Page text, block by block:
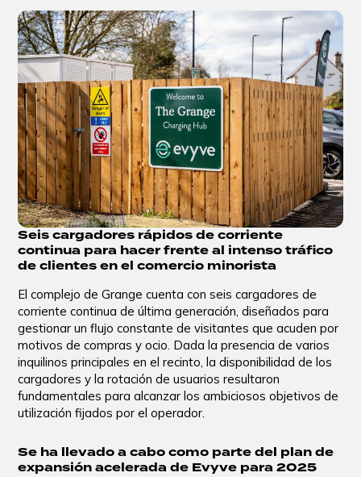
Seis cargadores rápidos de corriente
continua para hacer frente al intenso tráfico
de clientes en el comercio minorista
El complejo de Grange cuenta con seis cargadores de
corriente continua de última generación, diseñados para
gestionar un flujo constante de visitantes que acuden por
motivos de compras y ocio. Dada la presencia de varios
inquilinos principales en el recinto, la disponibilidad de los
cargadores y la rotación de usuarios resultaron
fundamentales para alcanzar los ambiciosos objetivos de
utilización fijados por el operador.
Se ha llevado a cabo como parte del plan de
expansión acelerada de Evyve para 2025